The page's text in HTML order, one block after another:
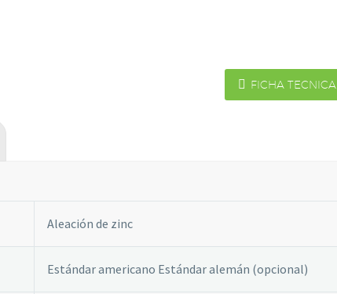
 FICHA TECNICA
Aleación de zinc
Estándar americano Estándar alemán (opcional)
Necesarias
Estas
para que